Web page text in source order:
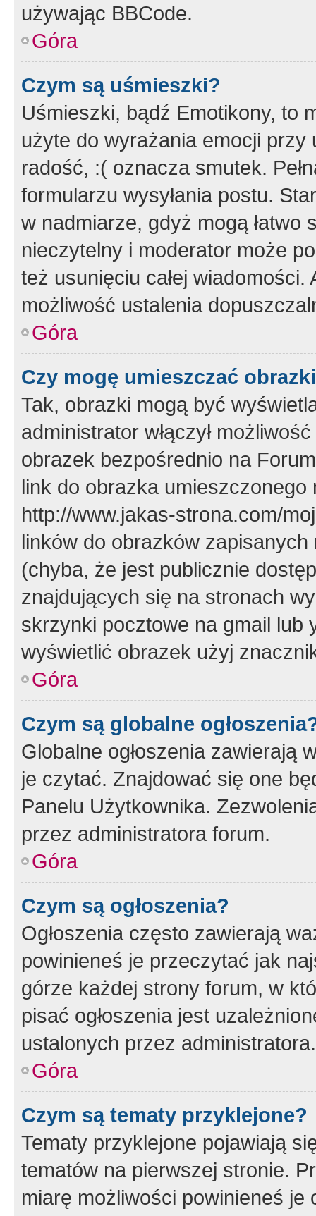
używając BBCode.
Góra
Czym są uśmieszki?
Uśmieszki, bądź Emotikony, to
użyte do wyrażania emocji
radość, :( oznacza smutek.
formularzu wysyłania postu.
w nadmiarze, gdyż mogą
nieczytelny i moderator może
też usunięciu całej
możliwość ustalenia
Góra
Czy mogę umieszczać
Tak, obrazki mogą być
administrator włączył
obrazek bezpośrednio na
link do obrazka
http://www.jakas-strona.com/
linków do obrazków
(chyba, że jest publicznie
znajdujących się na stronach
skrzynki pocztowe na gmail lub
wyświetlić obrazek użyj
Góra
Czym są globalne
Globalne ogłoszenia zawierają
je czytać. Znajdować się one
Panelu Użytkownika.
przez administratora forum.
Góra
Czym są ogłoszenia?
Ogłoszenia często zawierają
powinieneś je przeczytać jak
górze każdej strony forum, w
pisać ogłoszenia jest
ustalonych przez administratora.
Góra
Czym są tematy przyklejone?
Tematy przyklejone pojawiają
tematów na pierwszej stronie.
miarę możliwości powinieneś je